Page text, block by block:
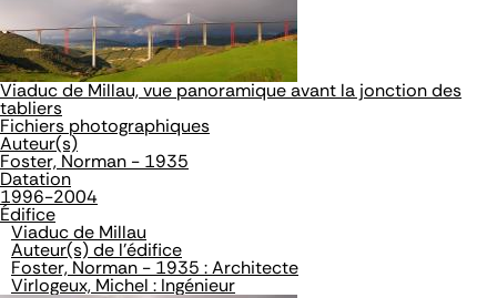
Viaduc de Millau, vue panoramique avant la jonction des
tabliers
Fichiers photographiques
Auteur(s)
Foster, Norman - 1935
Datation
1996-2004
Édifice
Viaduc de Millau
Auteur(s) de l'édifice
Foster, Norman - 1935 : Architecte
Virlogeux, Michel : Ingénieur